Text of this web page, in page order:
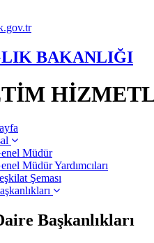
BAKANLIĞI
Müdür
Müdür Yardımcıları
Şeması
Başkanlıkları